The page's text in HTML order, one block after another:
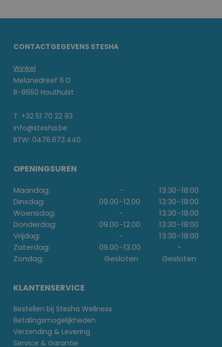
CONTACTGEGEVENS STESHA
Winkel
Melanedreef 6 D
B-8650 Houthulst
T. +32 51 70 22 93
info@stesha.be
BTW: 0476.673.440
OPENINGSUREN
Maandag: - 13:30-18:00
Dinsdag:
09.00-12.00 13:30-18:00
Woensdag:
- 13:30-18:00
Donderdag:
09.00-12.00 13:30-18:00
Vrijdag:
- 13:30-18:00
Zaterdag:
09.00-13.00
-
Zondag:
Gesloten Gesloten
KLANTENSERVICE
Bestellen bij Stesha Wellness
Betalingsmogelijkheden
Verzending & Levering
Service & Garantie